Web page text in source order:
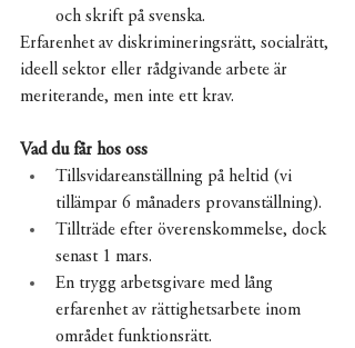
och skrift på svenska.
Erfarenhet av diskrimineringsrätt, socialrätt,
ideell sektor eller rådgivande arbete är
meriterande, men inte ett krav.
Vad du får hos oss
Tillsvidareanställning på heltid (vi
tillämpar 6 månaders provanställning).
Tillträde efter överenskommelse, dock
senast 1 mars.
En trygg arbetsgivare med lång
erfarenhet av rättighetsarbete inom
området funktionsrätt.